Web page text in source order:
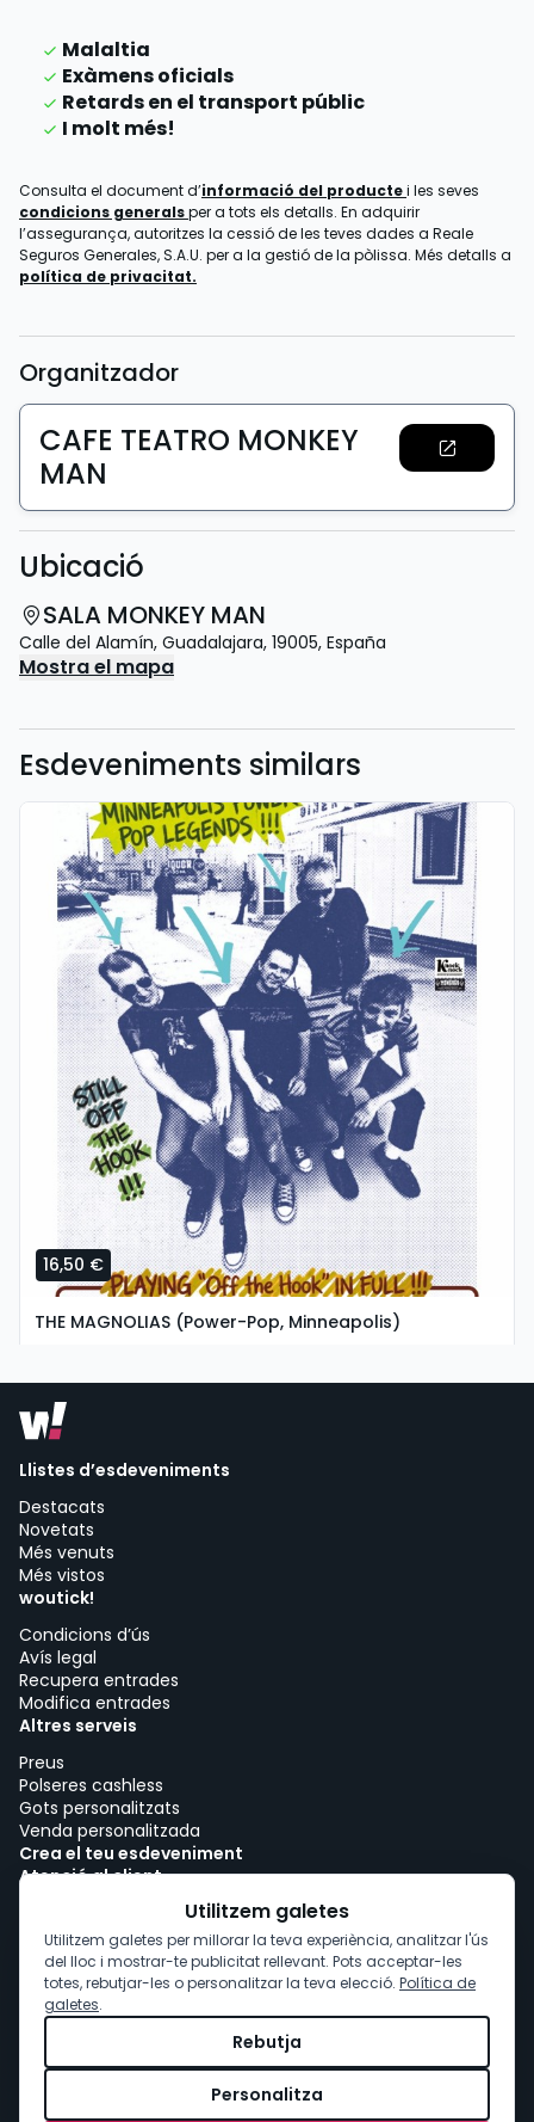
Malaltia
Exàmens oficials
Retards en el transport públic
I molt més!
Consulta el document d’informació del productei les seves
condicions generalsper a tots els detalls. En adquirir
l’assegurança, autoritzes la cessió de les teves dades a Reale
Seguros Generales, S.A.U. per a la gestió de la pòlissa. Més detalls a
política de privacitat.
Organitzador
CAFE TEATRO MONKEY
MAN
Ubicació
SALA MONKEY MAN
Calle del Alamín, Guadalajara, 19005, España
Mostra el mapa
Esdeveniments similars
16,50 €
THE MAGNOLIAS (Power-Pop, Minneapolis)
Llistes d’esdeveniments
Destacats
Novetats
Més venuts
Més vistos
woutick!
Condicions d’ús
Avís legal
Recupera entrades
Modifica entrades
Altres serveis
Preus
Polseres cashless
Gots personalitzats
Venda personalitzada
Crea el teu esdeveniment
Atenció al client
Treballa amb woutick!
Consentiment de cookies
Utilitzem galetes
Utilitzem galetes per millorar la teva experiència, analitzar l'ús
del lloc i mostrar-te publicitat rellevant. Pots acceptar-les
totes, rebutjar-les o personalitzar la teva elecció. Política de
galetes.
Rebutja
Personalitza